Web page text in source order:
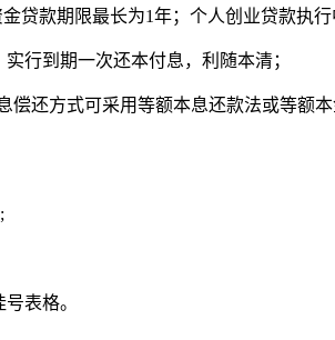
贷款期限最长为1年；个人创业贷款执
行到期一次还本付息，利随本清；
还方式可采用等额本息还款法或等额
表格。